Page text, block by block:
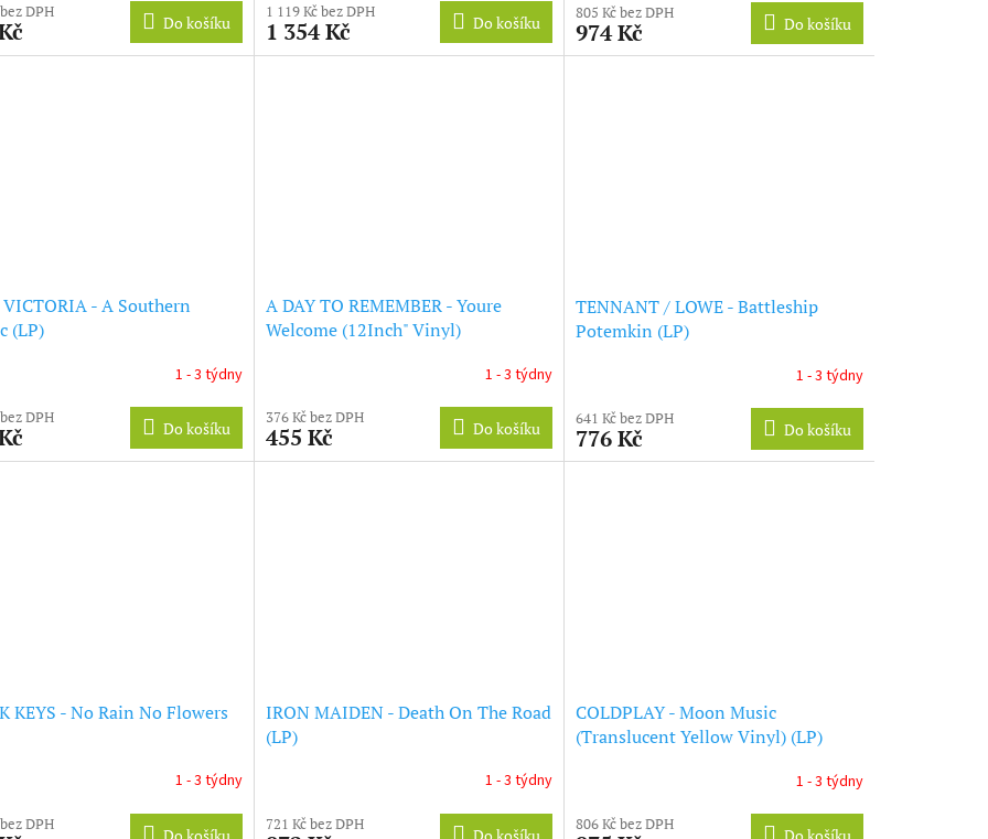
DPH
Do košíku
1 119 Kč bez DPH
1 354 Kč Do košíku
805 Kč bez DPH
974 Kč Do košíku
- A Southern
(LP)
1 - 3 týdny
DPH
Do košíku
A DAY TO REMEMBER - Youre
Welcome (12Inch" Vinyl)
1 - 3 týdny
376 Kč bez DPH
455 Kč Do košíku
TENNANT / LOWE - Battleship
Potemkin (LP)
1 - 3 týdny
641 Kč bez DPH
776 Kč Do košíku
KEYS - No Rain No Flowers
1 - 3 týdny
DPH
Do košíku
IRON MAIDEN - Death On The Road
(LP)
1 - 3 týdny
721 Kč bez DPH
Do košíku
COLDPLAY - Moon Music
(Translucent Yellow Vinyl) (LP)
1 - 3 týdny
806 Kč bez DPH